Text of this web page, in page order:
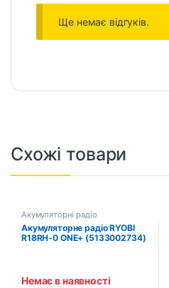
Ще немає відгуків.
Схожі товари
Акумуляторні радіо
Акумуляторне радіо RYOBI
R18RH-0 ONE+ (5133002734)
Немає в наявності